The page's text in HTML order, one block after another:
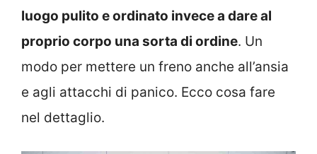
luogo pulito e ordinato invece a dare al
proprio corpo una sorta di ordine. Un
modo per mettere un freno anche all’ansia
e agli attacchi di panico. Ecco cosa fare
nel dettaglio.